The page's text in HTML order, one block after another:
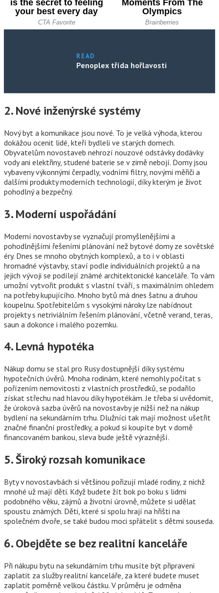
READ
Penoplex třída hořlavosti
2. Nové inženýrské systémy
Nový byt a komunikace jsou nové. To je velká výhoda, kterou
dokážou ocenit lidé, kteří bydleli ve starých domech.
Obyvatelům novostaveb nehrozí nouzové odstávky dodávky
vody ani elektřiny, studené baterie se v zimě nebojí. Domy jsou
vybaveny výkonnými čerpadly, vodními filtry, novými měřiči a
dalšími produkty moderních technologií, díky kterým je život
pohodlný a bezpečný.
3. Moderní uspořádání
Moderní novostavby se vyznačují promyšlenějšími a
pohodlnějšími řešeními plánování než bytové domy ze sovětské
éry. Dnes se mnoho obytných komplexů, a to i v oblasti
hromadné výstavby, staví podle individuálních projektů a na
jejich vývoji se podílejí známé architektonické kanceláře. To vám
umožní vytvořit produkt s vlastní tváří, s maximálním ohledem
na potřeby kupujícího. Mnoho bytů má dnes šatnu a druhou
koupelnu. Spotřebitelům s vysokými nároky lze nabídnout
projekty s netriviálním řešením plánování, včetně verand, teras,
saun a dokonce i malého pozemku.
4. Levná hypotéka
Nákup domu se stal pro Rusy dostupnější díky systému
hypotečních úvěrů. Mnoha rodinám, které nemohly počítat s
pořízením nemovitosti z vlastních prostředků, se podařilo
získat střechu nad hlavou díky hypotékám. Je třeba si uvědomit,
že úroková sazba úvěrů na novostavby je nižší než na nákup
bydlení na sekundárním trhu. Dlužníci tak mají možnost ušetřit
značné finanční prostředky, a pokud si koupíte byt v domě
financovaném bankou, sleva bude ještě výraznější.
5. Široký rozsah komunikace
Byty v novostavbách si většinou pořizují mladé rodiny, z nichž
mnohé už mají děti. Když budete žít bok po boku s lidmi
podobného věku, zájmů a životní úrovně, můžete si udělat
spoustu známých. Děti, které si spolu hrají na hřišti na
společném dvoře, se také budou moci spřátelit s dětmi souseda.
6. Obejděte se bez realitní kanceláře
Při nákupu bytu na sekundárním trhu musíte být připraveni
zaplatit za služby realitní kanceláře, za které budete muset
zaplatit poměrně velkou částku. V průměru je odměna